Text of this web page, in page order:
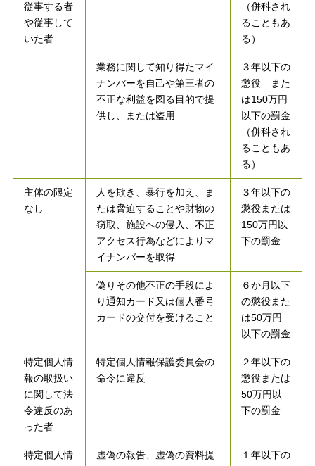
従事する者
や従事して
いた者
（併科され
ることもあ
る）
業務に関して知り得たマイ
ナンバーを自己や第三者の
不正な利益を図る目的で提
供し、または盗用
３年以下の
懲役 また
は150万円
以下の罰金
（併科され
ることもあ
る）
主体の限定
なし
人を欺き、暴行を加え、ま
たは脅迫することや財物の
窃取、施設への侵入、不正
アクセス行為などによりマ
イナンバーを取得
３年以下の
懲役または
150万円以
下の罰金
偽りその他不正の手段によ
り通知カード又は個人番号
カードの交付を受けること
６か月以下
の懲役また
は50万円
以下の罰金
特定個人情
報の取扱い
に関して法
令違反のあ
った者
特定個人情報保護委員会の
命令に違反
２年以下の
懲役または
50万円以
下の罰金
特定個人情
虚偽の報告、虚偽の資料提
１年以下の